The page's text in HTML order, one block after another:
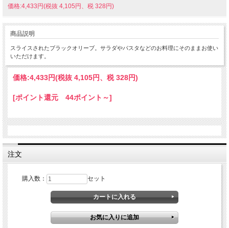
価格:4,433円(税抜 4,105円、税 328円)
商品説明
スライスされたブラックオリーブ。サラダやパスタなどのお料理にそのままお使い
いただけます。
価格:4,433円(税抜 4,105円、税 328円)
[ポイント還元 44ポイント～]
注文
購入数： セット